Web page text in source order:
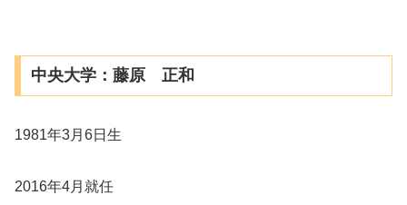
中央大学：藤原 正和
1981年3月6日生
2016年4月就任